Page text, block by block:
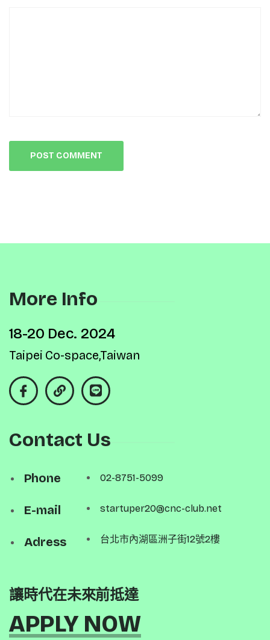
More Info
18-20 Dec. 2024
Taipei Co-space,Taiwan
Contact Us
Phone
E-mail
Adress
02-8751-5099
startuper20@cnc-club.net
台北市內湖區洲子街12號2樓
讓時代在未來前抵達
APPLY NOW